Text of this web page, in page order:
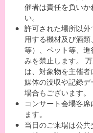
催者は責任を負い
い。
許可された場所以
用する機材及び酒
等）、ペット等、
みを禁止します。
は、対象物を主催
媒体の没収や記録デ
場合もございます。
コンサート会場客
ます。
当日のご来場は公